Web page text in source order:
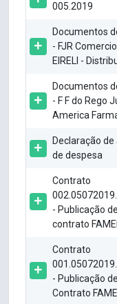
005.2019
Documentos
- FJR
EIRELI -
Documentos
- F F do Rego
America
Declaração
de despesa
Contrato
- Publicação
contrato
Contrato
- Publicação
Contrato